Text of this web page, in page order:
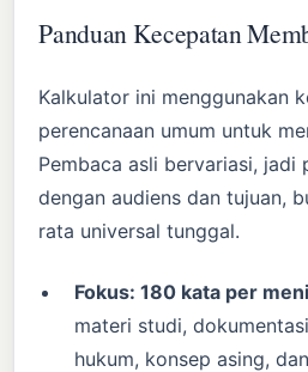
Panduan Kecepatan
Kalkulator ini menggunakan
perencanaan umum untuk
Pembaca asli bervariasi, jadi
dengan audiens dan tujuan,
rata universal tunggal.
Fokus: 180 kata per
materi studi,
hukum, konsep asing,